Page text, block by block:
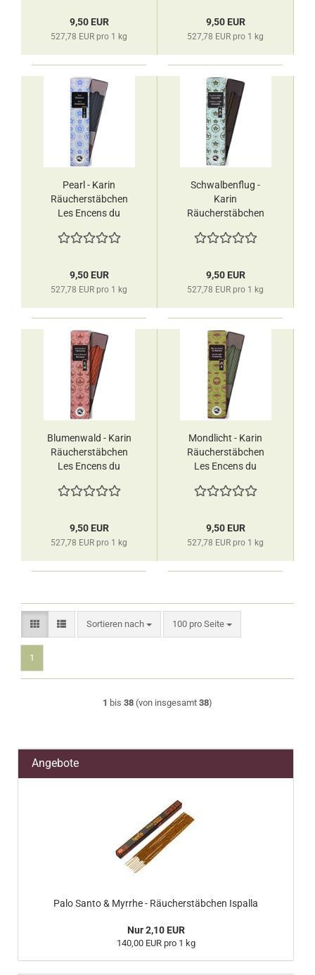
9,50 EUR
527,78 EUR pro 1 kg
9,50 EUR
527,78 EUR pro 1 kg
Pearl - Karin
Räucherstäbchen
Les Encens du
9,50 EUR
527,78 EUR pro 1 kg
Schwalbenflug -
Karin
Räucherstäbchen
Monde
9,50 EUR
527,78 EUR pro 1 kg
Blumenwald - Karin
Räucherstäbchen
Les Encens du
9,50 EUR
527,78 EUR pro 1 kg
Mondlicht - Karin
Räucherstäbchen
Les Encens du
9,50 EUR
527,78 EUR pro 1 kg
Sortieren nach
Sortieren nach 100 pro Seite
pro Seite
1
1 bis 38 (von insgesamt 38)
Angebote
Palo Santo & Myrrhe - Räucherstäbchen Ispalla
Nur 2,10 EUR
140,00 EUR pro 1 kg